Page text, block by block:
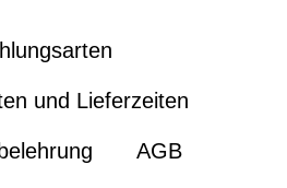
und Lieferzeiten
AGB